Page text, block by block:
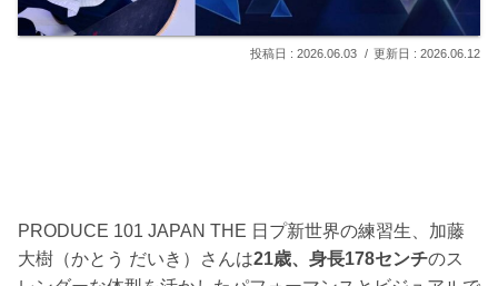
2026.06.03 2026.06.12
PRODUCE 101 JAPAN THE 日プ新世界の練習生、加藤
大樹（かとう だいき）さんは21歳、身長178センチのス